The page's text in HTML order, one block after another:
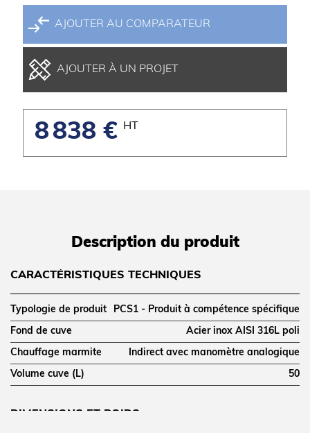
AJOUTER AU COMPARATEUR
AJOUTER À UN PROJET
8 838 € HT
Description du produit
CARACTÉRISTIQUES TECHNIQUES
Typologie de produit PCS1 - Produit à compétence spécifique
Fond de cuve Acier inox AISI 316L poli
Chauffage marmite Indirect avec manomètre analogique
Volume cuve (L) 50
DIMENSIONS ET POIDS